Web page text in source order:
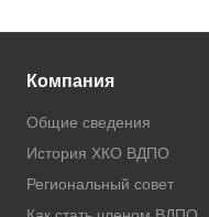
Компания
Общие сведения
История ХКО ВДПО
Региональный совет